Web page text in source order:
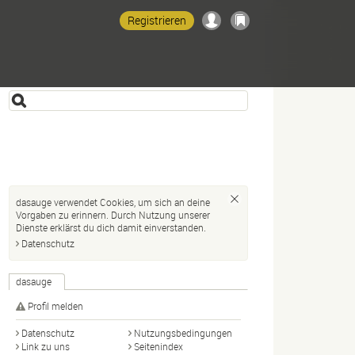
Registrieren
dasauge verwendet Cookies, um sich an deine
Vorgaben zu erinnern. Durch Nutzung unserer
Dienste erklärst du dich damit einverstanden.
Datenschutz
dasauge
Profil melden
Datenschutz
Nutzungsbedingungen
Link zu uns
Seitenindex